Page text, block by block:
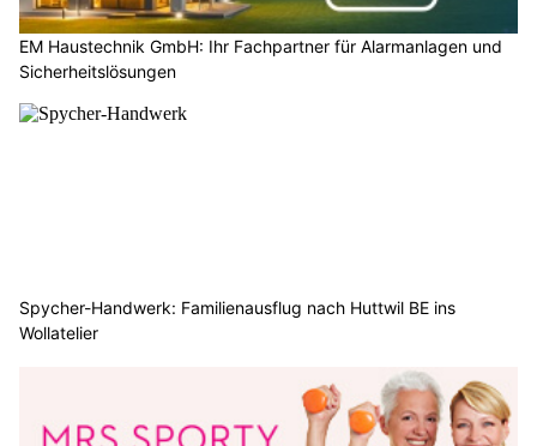
EM Haustechnik GmbH: Ihr Fachpartner für Alarmanlagen und
Sicherheitslösungen
Spycher-Handwerk: Familienausflug nach Huttwil BE ins
Wollatelier